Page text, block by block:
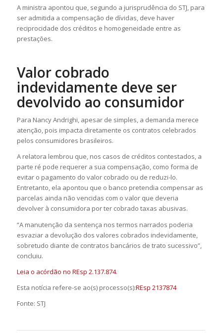
A ministra apontou que, segundo a jurisprudência do STJ, para
ser admitida a compensação de dívidas, deve haver
reciprocidade dos créditos e homogeneidade entre as
prestações.
Valor cobrado
indevidamente deve ser
devolvido ao consumidor
Para Nancy Andrighi, apesar de simples, a demanda merece
atenção, pois impacta diretamente os contratos celebrados
pelos consumidores brasileiros.
A relatora lembrou que, nos casos de créditos contestados, a
parte ré pode requerer a sua compensação, como forma de
evitar o pagamento do valor cobrado ou de reduzi-lo.
Entretanto, ela apontou que o banco pretendia compensar as
parcelas ainda não vencidas com o valor que deveria
devolver à consumidora por ter cobrado taxas abusivas.
“A manutenção da sentença nos termos narrados poderia
esvaziar a devolução dos valores cobrados indevidamente,
sobretudo diante de contratos bancários de trato sucessivo”,
concluiu.
Leia o acórdão no REsp 2.137.874.
Esta notícia refere-se ao(s) processo(s):REsp 2137874
Fonte: STJ